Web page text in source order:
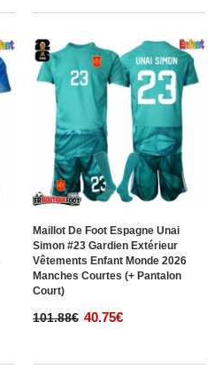
Maillot De Foot Espagne Unai
Simon #23 Gardien Extérieur
Vêtements Enfant Monde 2026
Manches Courtes (+ Pantalon
Court)
101.88€ 40.75€